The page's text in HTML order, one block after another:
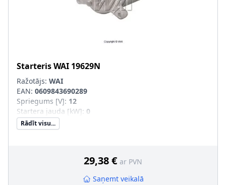
StarterisWAI 19629N
Ražotājs: WAI
EAN: 0609843690289
Spriegums [V]: 12
Startera jauda [kW]: 0
Rādīt visu...
29,38 € ar PVN
Saņemt veikalā